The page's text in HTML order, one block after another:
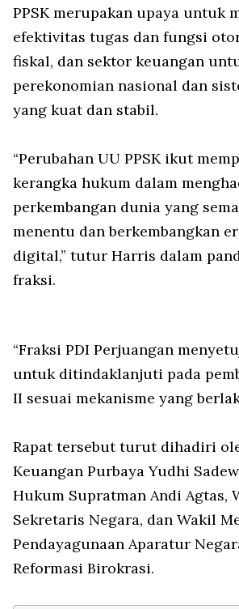
PPSK merupakan upaya untuk
efektivitas tugas dan fungsi
fiskal, dan sektor keuangan
perekonomian nasional dan
yang kuat dan stabil.
“Perubahan UU PPSK ikut
kerangka hukum dalam
perkembangan dunia yang
menentu dan berkembangkan
digital,” tutur Harris dalam
fraksi.
“Fraksi PDI Perjuangan
untuk ditindaklanjuti pada
II sesuai mekanisme yang
Rapat tersebut turut dihadiri
Keuangan Purbaya Yudhi
Hukum Supratman Andi Agtas,
Sekretaris Negara, dan Wakil
Pendayagunaan Aparatur
Reformasi Birokrasi.